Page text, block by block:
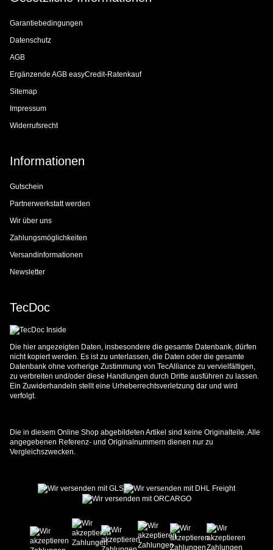
Garantiebedingungen
Datenschutz
AGB
Ergänzende AGB easyCredit-Ratenkauf
Sitemap
Impressum
Widerrufsrecht
Informationen
Gutschein
Partnerwerkstatt werden
Wir über uns
Zahlungsmöglichkeiten
Versandinformationen
Newsletter
TecDoc
Die hier angezeigten Daten, insbesondere die gesamte Datenbank, dürfen
nicht kopiert werden. Es ist zu unterlassen, die Daten oder die gesamte
Datenbank ohne vorherige Zustimmung von TecAlliance zu vervielfältigen,
zu verbreiten und/oder diese Handlungen durch Dritte ausführen zu lassen.
Ein Zuwiderhandeln stellt eine Urheberrechtsverletzung dar und wird
verfolgt.
Die in diesem Online Shop abgebildeten Artikel sind keine Originalteile. Alle
angegebenen Referenz- und Originalnummern dienen nur zu
Vergleichszwecken.